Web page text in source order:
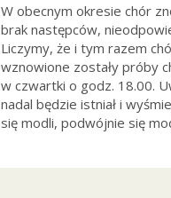
W obecnym okresie chór
brak następców,
Liczymy, że i tym razem
wznowione zostały próby
w czwartki o godz. 18.00.
nadal będzie istniał i
się modli, podwójnie się